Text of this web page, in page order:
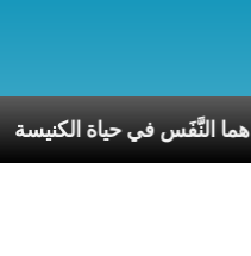
أسبوع وكلّ يوم، هما